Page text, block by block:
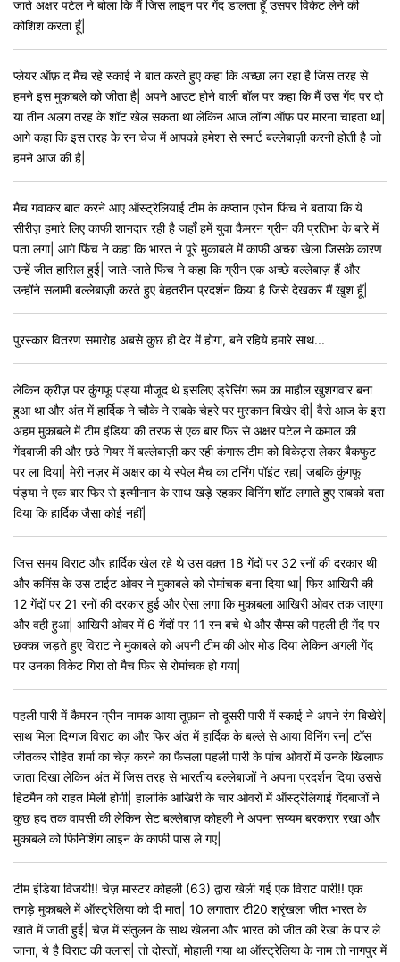
जाते अक्षर पटेल ने बोला कि मैं जिस लाइन पर गेंद डालता हूँ उसपर विकेट लेने की
कोशिश करता हूँ|
प्लेयर ऑफ़ द मैच रहे स्काई ने बात करते हुए कहा कि अच्छा लग रहा है जिस तरह से
हमने इस मुकाबले को जीता है| अपने आउट होने वाली बॉल पर कहा कि मैं उस गेंद पर दो
या तीन अलग तरह के शॉट खेल सकता था लेकिन आज लॉन्ग ऑफ़ पर मारना चाहता था|
आगे कहा कि इस तरह के रन चेज में आपको हमेशा से स्मार्ट बल्लेबाज़ी करनी होती है जो
हमने आज की है|
मैच गंवाकर बात करने आए ऑस्ट्रेलियाई टीम के कप्तान एरोन फिंच ने बताया कि ये
सीरीज़ हमारे लिए काफी शानदार रही है जहाँ हमें युवा कैमरन ग्रीन की प्रतिभा के बारे में
पता लगा| आगे फिंच ने कहा कि भारत ने पूरे मुकाबले में काफी अच्छा खेला जिसके कारण
उन्हें जीत हासिल हुई| जाते-जाते फिंच ने कहा कि ग्रीन एक अच्छे बल्लेबाज़ हैं और
उन्होंने सलामी बल्लेबाज़ी करते हुए बेहतरीन प्रदर्शन किया है जिसे देखकर मैं खुश हूँ|
पुरस्कार वितरण समारोह अबसे कुछ ही देर में होगा, बने रहिये हमारे साथ...
लेकिन क्रीज़ पर कुंगफू पंड्या मौजूद थे इसलिए ड्रेसिंग रूम का माहौल खुशगवार बना
हुआ था और अंत में हार्दिक ने चौके ने सबके चेहरे पर मुस्कान बिखेर दी| वैसे आज के इस
अहम मुकाबले में टीम इंडिया की तरफ से एक बार फिर से अक्षर पटेल ने कमाल की
गेंदबाजी की और छठे गियर में बल्लेबाज़ी कर रही कंगारू टीम को विकेट्स लेकर बैकफुट
पर ला दिया| मेरी नज़र में अक्षर का ये स्पेल मैच का टर्निंग पॉइंट रहा| जबकि कुंगफू
पंड्या ने एक बार फिर से इत्मीनान के साथ खड़े रहकर विनिंग शॉट लगाते हुए सबको बता
दिया कि हार्दिक जैसा कोई नहीं|
जिस समय विराट और हार्दिक खेल रहे थे उस वक़्त 18 गेंदों पर 32 रनों की दरकार थी
और कमिंस के उस टाईट ओवर ने मुकाबले को रोमांचक बना दिया था| फिर आखिरी की
12 गेंदों पर 21 रनों की दरकार हुई और ऐसा लगा कि मुकाबला आखिरी ओवर तक जाएगा
और वही हुआ| आखिरी ओवर में 6 गेंदों पर 11 रन बचे थे और सैम्स की पहली ही गेंद पर
छक्का जड़ते हुए विराट ने मुकाबले को अपनी टीम की ओर मोड़ दिया लेकिन अगली गेंद
पर उनका विकेट गिरा तो मैच फिर से रोमांचक हो गया|
पहली पारी में कैमरन ग्रीन नामक आया तूफ़ान तो दूसरी पारी में स्काई ने अपने रंग बिखेरे|
साथ मिला दिग्गज विराट का और फिर अंत में हार्दिक के बल्ले से आया विनिंग रन| टॉस
जीतकर रोहित शर्मा का चेज़ करने का फैसला पहली पारी के पांच ओवरों में उनके खिलाफ
जाता दिखा लेकिन अंत में जिस तरह से भारतीय बल्लेबाजों ने अपना प्रदर्शन दिया उससे
हिटमैन को राहत मिली होगी| हालांकि आखिरी के चार ओवरों में ऑस्ट्रेलियाई गेंदबाजों ने
कुछ हद तक वापसी की लेकिन सेट बल्लेबाज़ कोहली ने अपना सय्यम बरकरार रखा और
मुकाबले को फिनिशिंग लाइन के काफी पास ले गए|
टीम इंडिया विजयी!! चेज़ मास्टर कोहली (63) द्वारा खेली गई एक विराट पारी!! एक
तगड़े मुकाबले में ऑस्ट्रेलिया को दी मात| 10 लगातार टी20 श्रृंखला जीत भारत के
खाते में जाती हुई| चेज़ में संतुलन के साथ खेलना और भारत को जीत की रेखा के पार ले
जाना, ये है विराट की क्लास| तो दोस्तों, मोहाली गया था ऑस्ट्रेलिया के नाम तो नागपुर में